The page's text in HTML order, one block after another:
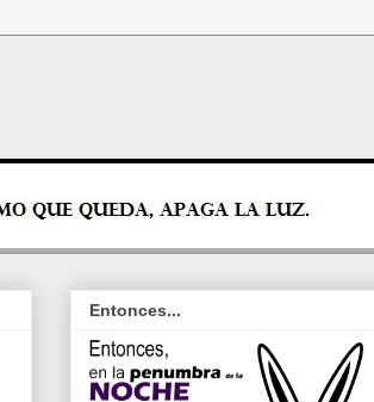
Entonces...